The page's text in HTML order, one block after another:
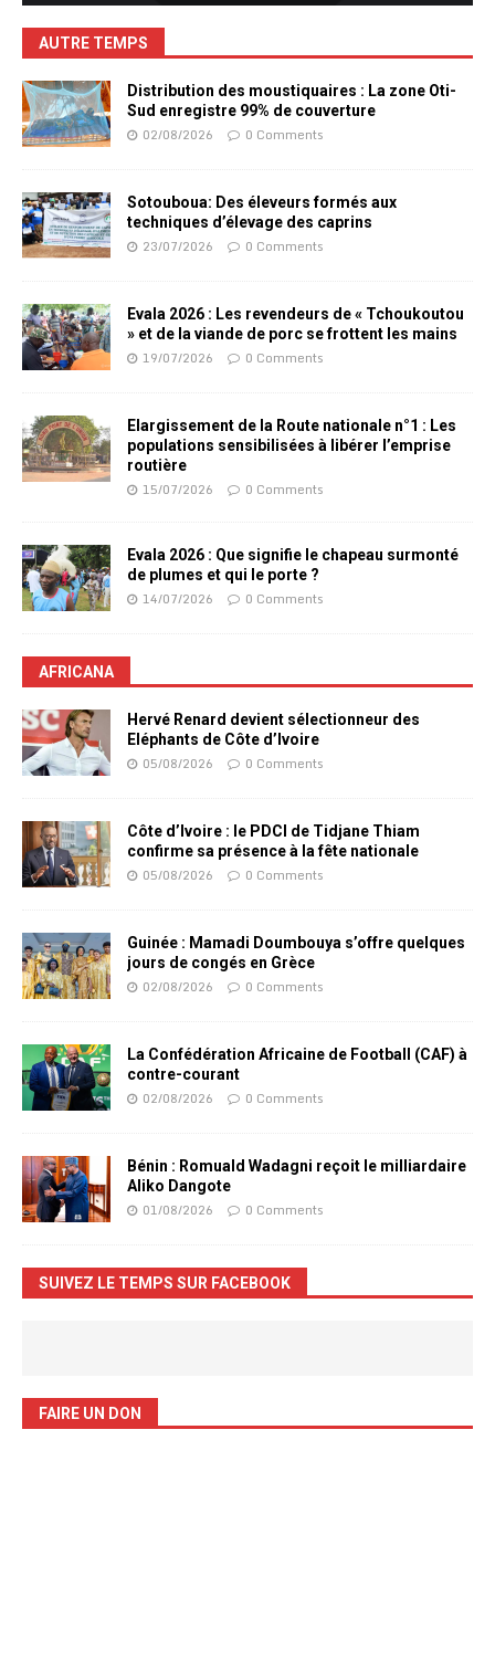
AUTRE TEMPS
Distribution des moustiquaires : La zone Oti-
Sud enregistre 99% de couverture
02/08/2026 0 Comments
Sotouboua: Des éleveurs formés aux
techniques d’élevage des caprins
23/07/2026 0 Comments
Evala 2026 : Les revendeurs de « Tchoukoutou
» et de la viande de porc se frottent les mains
19/07/2026 0 Comments
Elargissement de la Route nationale n°1 : Les
populations sensibilisées à libérer l’emprise
routière
15/07/2026 0 Comments
Evala 2026 : Que signifie le chapeau surmonté
de plumes et qui le porte ?
14/07/2026 0 Comments
AFRICANA
Hervé Renard devient sélectionneur des
Eléphants de Côte d’Ivoire
05/08/2026 0 Comments
Côte d’Ivoire : le PDCI de Tidjane Thiam
confirme sa présence à la fête nationale
05/08/2026 0 Comments
Guinée : Mamadi Doumbouya s’offre quelques
jours de congés en Grèce
02/08/2026 0 Comments
La Confédération Africaine de Football (CAF) à
contre-courant
02/08/2026 0 Comments
Bénin : Romuald Wadagni reçoit le milliardaire
Aliko Dangote
01/08/2026 0 Comments
SUIVEZ LE TEMPS SUR FACEBOOK
FAIRE UN DON